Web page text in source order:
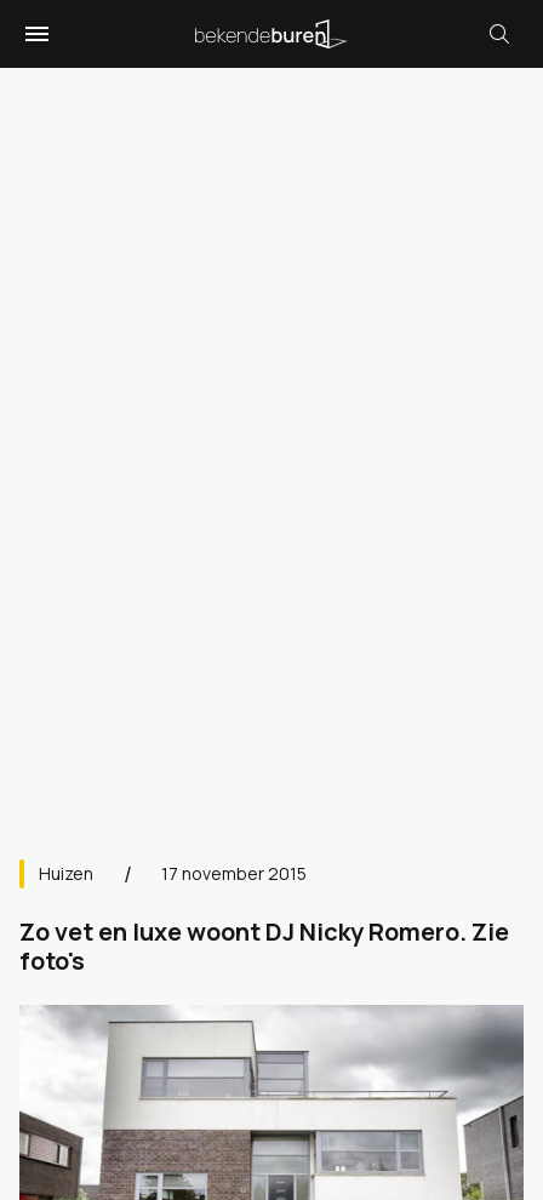
Huizen 17 november 2015
Zo vet en luxe woont DJ Nicky Romero. Zie
foto's